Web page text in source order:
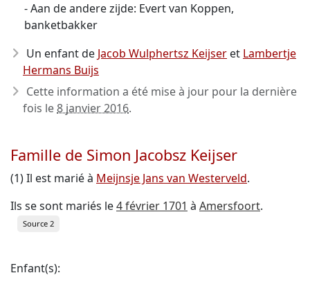
- Aan de andere zijde: Evert van Koppen,
banketbakker
Un enfant de Jacob Wulphertsz Keijser et Lambertje
Hermans Buijs
Cette information a été mise à jour pour la dernière
fois le8 janvier 2016.
Famille de Simon Jacobsz Keijser
(1) Il est marié à Meijnsje Jans van Westerveld.
Ils se sont mariés le4 février 1701 à Amersfoort.
Source 2
Enfant(s):